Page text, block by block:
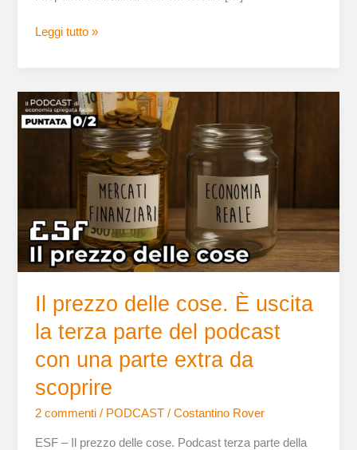
Leggi tutto »
Il prezzo delle cose. È uscita
la terza parte del podcast
con una parte extra da
scoprire
2 commenti / PODCAST /Costantino Rover
ESF – Il prezzo delle cose. Podcast terza parte della
Il
prezzo
la
terza
parte
del
con
una
parte
extra
scoprire